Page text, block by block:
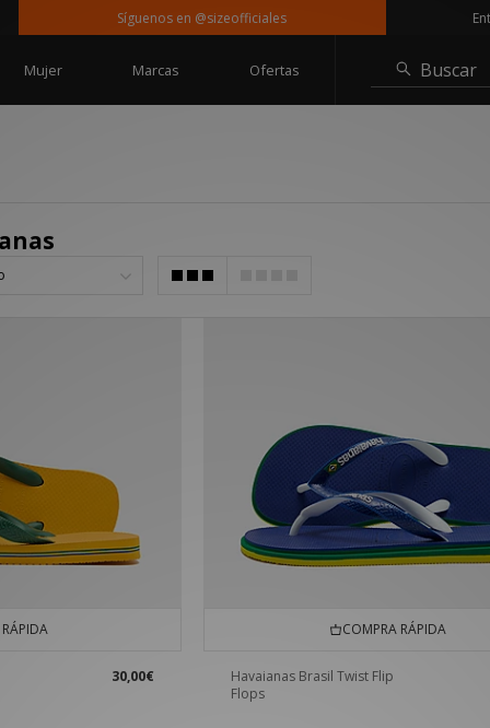
Síguenos en @sizeofficiales
Mujer Marcas Ofertas Buscar
30,00€
COMPRA RÁPIDA
Havaianas Brasil Twist Flip
Flops